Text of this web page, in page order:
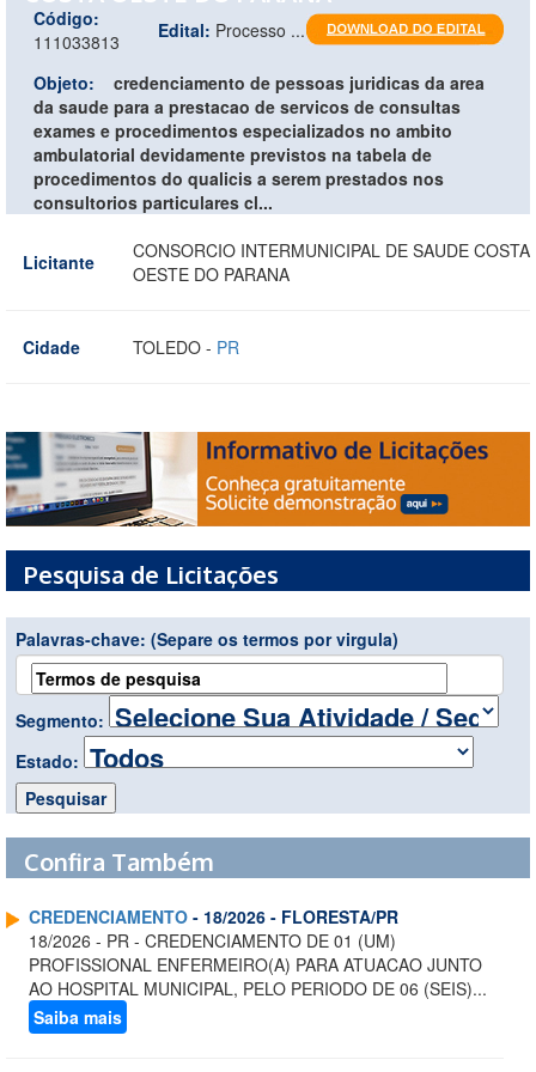
Código:
111033813
Edital: Processo ...
Objeto:
credenciamento de pessoas juridicas da area
da saude para a prestacao de servicos de consultas
exames e procedimentos especializados no ambito
ambulatorial devidamente previstos na tabela de
procedimentos do qualicis a serem prestados nos
consultorios particulares cl...
Licitante
CONSORCIO INTERMUNICIPAL DE SAUDE COSTA
OESTE DO PARANA
Cidade TOLEDO - PR
Pesquisa de Licitações
Palavras-chave: (Separe os termos por virgula)
Segmento:
Estado:
Confira Também
CREDENCIAMENTO - 18/2026 - FLORESTA/PR
18/2026 - PR - CREDENCIAMENTO DE 01 (UM)
PROFISSIONAL ENFERMEIRO(A) PARA ATUACAO JUNTO
AO HOSPITAL MUNICIPAL, PELO PERIODO DE 06 (SEIS)...
Saiba mais